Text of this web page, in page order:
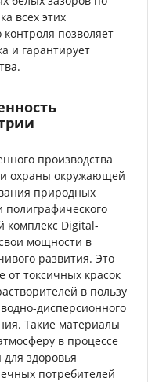
всех этих
позволяет
и гарантирует
производства
охраны окружающей
природных
полиграфического
комплекс Digital-
мощности в
развития. Это
от токсичных красок
в пользу
дисперсионного
Такие материалы
в процессе
здоровья
потребителей